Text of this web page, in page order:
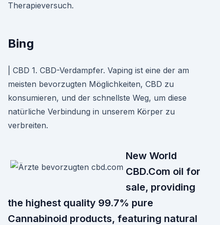
Therapieversuch.
Bing
| CBD 1. CBD-Verdampfer. Vaping ist eine der am
meisten bevorzugten Möglichkeiten, CBD zu
konsumieren, und der schnellste Weg, um diese
natürliche Verbindung in unserem Körper zu
verbreiten.
New World
CBD.Com oil for
sale, providing
the highest quality 99.7% pure
Cannabinoid products, featuring natural